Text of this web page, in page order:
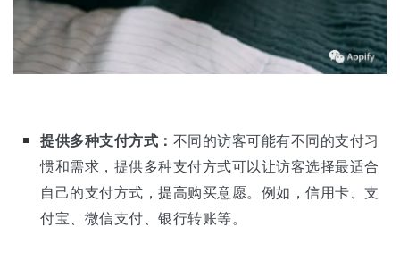
提供多种支付方式： 不同的访客可能有不同的支付习
惯和需求，提供多种支付方式可以让访客选择最适合
自己的支付方式，提高购买意愿。例如，信用卡、支
付宝、微信支付、银行转账等。